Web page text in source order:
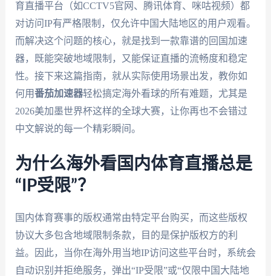
育直播平台（如CCTV5官网、腾讯体育、咪咕视频）都
对访问IP有严格限制，仅允许中国大陆地区的用户观看。
而解决这个问题的核心，就是找到一款靠谱的回国加速
器，既能突破地域限制，又能保证直播的流畅度和稳定
性。接下来这篇指南，就从实际使用场景出发，教你如
何用番茄加速器轻松搞定海外看球的所有难题，尤其是
2026美加墨世界杯这样的全球大赛，让你再也不会错过
中文解说的每一个精彩瞬间。
为什么海外看国内体育直播总是
“IP受限”？
国内体育赛事的版权通常由特定平台购买，而这些版权
协议大多包含地域限制条款，目的是保护版权方的利
益。因此，当你在海外用当地IP访问这些平台时，系统会
自动识别并拒绝服务，弹出“IP受限”或“仅限中国大陆地